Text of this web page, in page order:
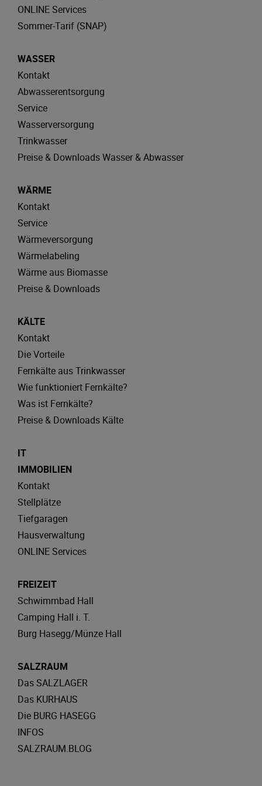
ONLINE Services
Sommer-Tarif (SNAP)
WASSER
Kontakt
Abwasserentsorgung
Service
Wasserversorgung
Trinkwasser
Preise & Downloads Wasser & Abwasser
WÄRME
Kontakt
Service
Wärmeversorgung
Wärmelabeling
Wärme aus Biomasse
Preise & Downloads
KÄLTE
Kontakt
Die Vorteile
Fernkälte aus Trinkwasser
Wie funktioniert Fernkälte?
Was ist Fernkälte?
Preise & Downloads Kälte
IT
IMMOBILIEN
Kontakt
Stellplätze
Tiefgaragen
Hausverwaltung
ONLINE Services
FREIZEIT
Schwimmbad Hall
Camping Hall i. T.
Burg Hasegg/Münze Hall
SALZRAUM
Das SALZLAGER
Das KURHAUS
Die BURG HASEGG
INFOS
SALZRAUM.BLOG